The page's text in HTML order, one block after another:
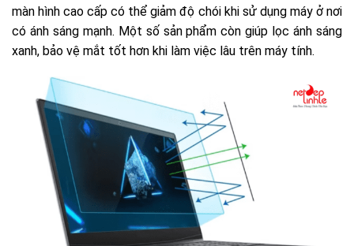
màn hình cao cấp có thể giảm độ chói khi sử dụng máy ở nơi
có ánh sáng mạnh. Một số sản phẩm còn giúp lọc ánh sáng
xanh, bảo vệ mắt tốt hơn khi làm việc lâu trên máy tính.